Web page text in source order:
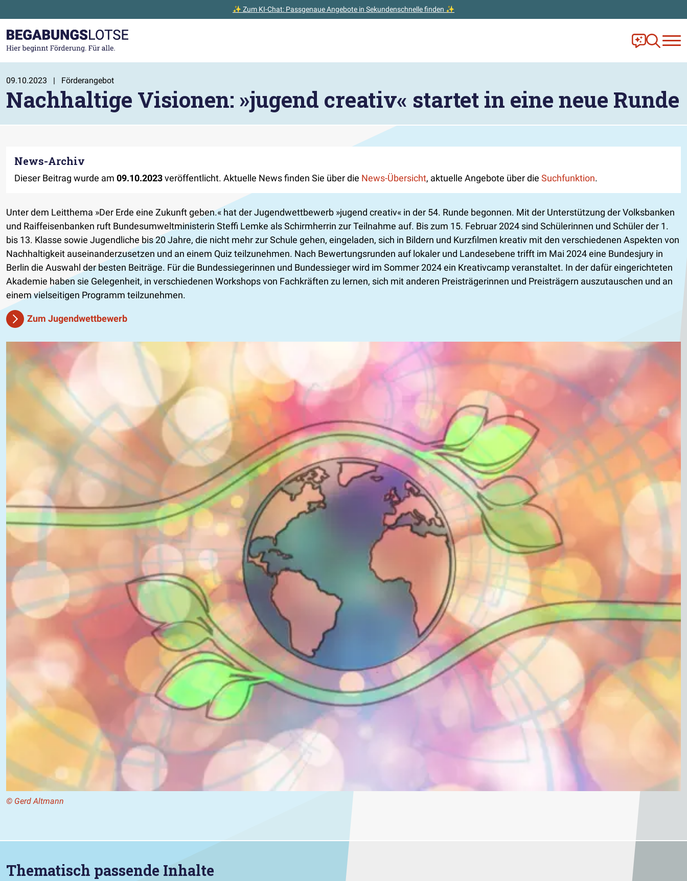
✨ Zum KI-Chat: Passgenaue Angebote in Sekundenschnelle finden ✨
Zur Startseite gehen
Frag Ella!
Zur
09.10.2023 | Förderangebot
Nachhaltige Visionen: »jugend creativ« startet in eine neue Runde
News-Archiv
Dieser Beitrag wurde am 09.10.2023veröffentlicht. Aktuelle News finden Sie über die News-Übersicht, aktuelle Angebote über die Suchfunktion.
Unter dem Leitthema »Der Erde eine Zukunft geben.« hat der Jugendwettbewerb »jugend creativ« in der 54. Runde begonnen. Mit der Unterstützung der Volksbanken
und Raiffeisenbanken ruft Bundesumweltministerin Steffi Lemke als Schirmherrin zur Teilnahme auf. Bis zum 15. Februar 2024 sind Schülerinnen und Schüler der 1.
bis 13. Klasse sowie Jugendliche bis 20 Jahre, die nicht mehr zur Schule gehen, eingeladen, sich in Bildern und Kurzfilmen kreativ mit den verschiedenen Aspekten von
Nachhaltigkeit auseinanderzusetzen und an einem Quiz teilzunehmen. Nach Bewertungsrunden auf lokaler und Landesebene trifft im Mai 2024 eine Bundesjury in
Berlin die Auswahl der besten Beiträge. Für die Bundessiegerinnen und Bundessieger wird im Sommer 2024 ein Kreativcamp veranstaltet. In der dafür eingerichteten
Akademie haben sie Gelegenheit, in verschiedenen Workshops von Fachkräften zu lernen, sich mit anderen Preisträgerinnen und Preisträgern auszutauschen und an
einem vielseitigen Programm teilzunehmen.
Zum Jugendwettbewerb
© Gerd Altmann
Thematisch passende Inhalte